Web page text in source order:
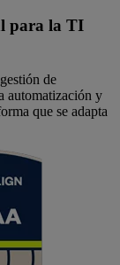
para la TI
de
automatización y
que se adapta